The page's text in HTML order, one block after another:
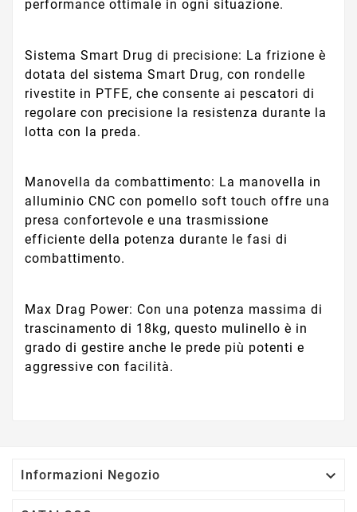
performance ottimale in ogni situazione.
Sistema Smart Drug di precisione: La frizione è
dotata del sistema Smart Drug, con rondelle
rivestite in PTFE, che consente ai pescatori di
regolare con precisione la resistenza durante la
lotta con la preda.
Manovella da combattimento: La manovella in
alluminio CNC con pomello soft touch offre una
presa confortevole e una trasmissione
efficiente della potenza durante le fasi di
combattimento.
Max Drag Power: Con una potenza massima di
trascinamento di 18kg, questo mulinello è in
grado di gestire anche le prede più potenti e
aggressive con facilità.
Informazioni Negozio 